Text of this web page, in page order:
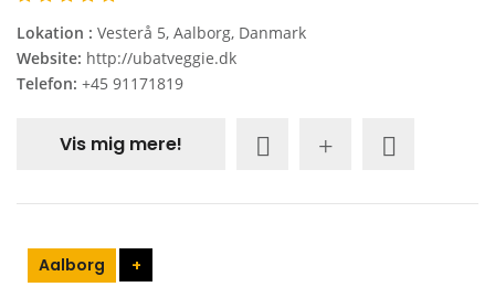
Lokation : Vesterå 5, Aalborg, Danmark
Website: http://ubatveggie.dk
Telefon: +45 91171819
Vis mig mere!
Aalborg +